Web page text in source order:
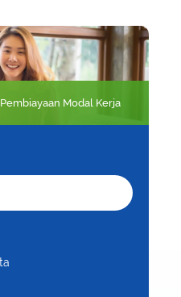
Modal Kerja